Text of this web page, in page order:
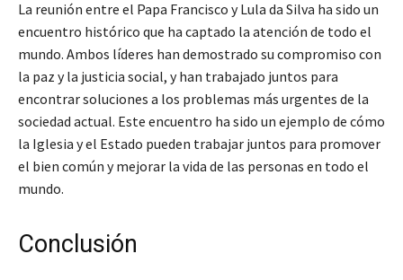
La reunión entre el Papa Francisco y Lula da Silva ha sido un
encuentro histórico que ha captado la atención de todo el
mundo. Ambos líderes han demostrado su compromiso con
la paz y la justicia social, y han trabajado juntos para
encontrar soluciones a los problemas más urgentes de la
sociedad actual. Este encuentro ha sido un ejemplo de cómo
la Iglesia y el Estado pueden trabajar juntos para promover
el bien común y mejorar la vida de las personas en todo el
mundo.
Conclusión